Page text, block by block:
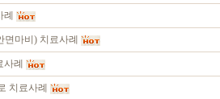
면마비) 치료사례
사례
치료사례